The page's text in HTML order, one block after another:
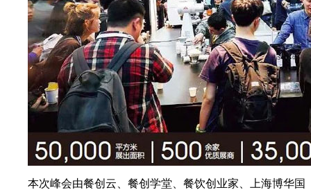
本次峰会由餐创云、餐创学堂、餐饮创业家、上海博华国